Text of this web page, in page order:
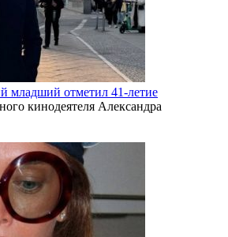
младший отметил 41-летие
кинодеятеля Александра